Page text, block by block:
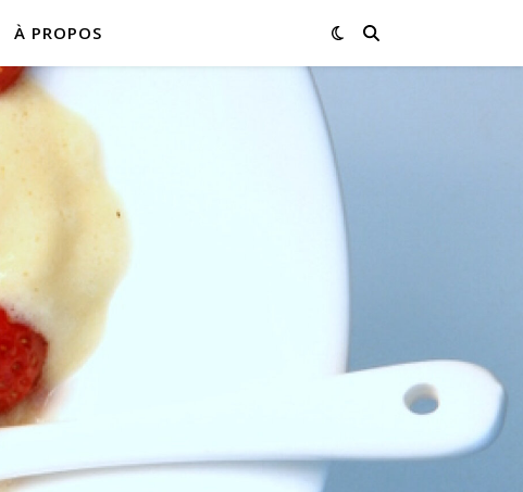
À PROPOS